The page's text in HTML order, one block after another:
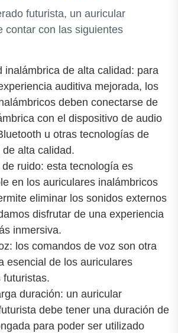
futurista, un auricular
contar con las siguientes
inalámbrica de alta calidad: para
auditiva mejorada, los
deben conectarse de
con el dispositivo de audio
u otras tecnologías de
alta calidad.
ruido: esta tecnología es
en los auriculares inalámbricos
eliminar los sonidos externos
disfrutar de una experiencia
inmersiva.
los comandos de voz son otra
esencial de los auriculares
futuristas.
duración: un auricular
debe tener una duración de
para poder ser utilizado